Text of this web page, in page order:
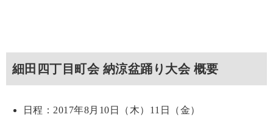
細田四丁目町会 納涼盆踊り大会 概要
日程：2017年8月10日（木）11日（金）